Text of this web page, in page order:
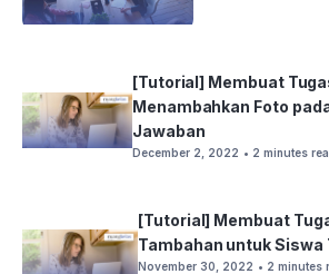
[Tutorial] Membuat
Menambahkan Foto
Jawaban
December 2, 2022 • 2 minutes
[Tutorial] Membuat
Tambahan untuk Siswa
November 30, 2022 • 2 minutes